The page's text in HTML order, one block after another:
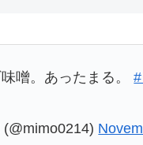
噌。あったまる。